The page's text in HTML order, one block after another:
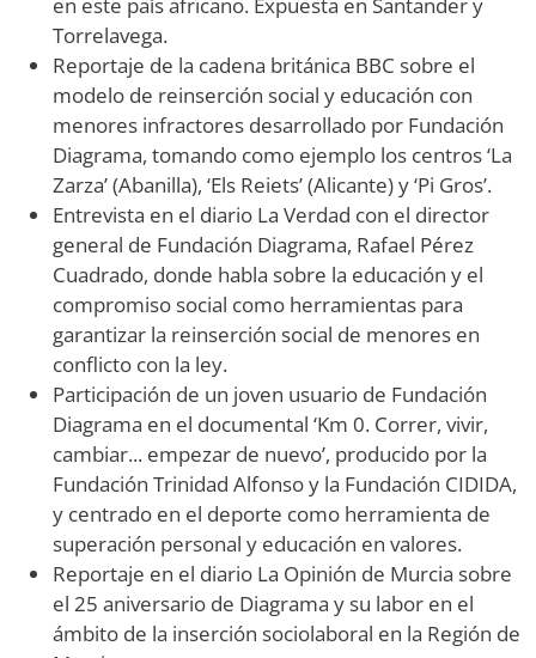
Torrelavega.
Reportaje de la cadena británica BBC sobre el
modelo de reinserción social y educación con
menores infractores desarrollado por Fundación
Diagrama, tomando como ejemplo los centros ‘La
Zarza’ (Abanilla), ‘Els Reiets’ (Alicante) y ‘Pi Gros’.
Entrevista en el diario La Verdad con el director
general de Fundación Diagrama, Rafael Pérez
Cuadrado, donde habla sobre la educación y el
compromiso social como herramientas para
garantizar la reinserción social de menores en
conflicto con la ley.
Participación de un joven usuario de Fundación
Diagrama en el documental ‘Km 0. Correr, vivir,
cambiar... empezar de nuevo’, producido por la
Fundación Trinidad Alfonso y la Fundación CIDIDA,
y centrado en el deporte como herramienta de
superación personal y educación en valores.
Reportaje en el diario La Opinión de Murcia sobre
el 25 aniversario de Diagrama y su labor en el
ámbito de la inserción sociolaboral en la Región de